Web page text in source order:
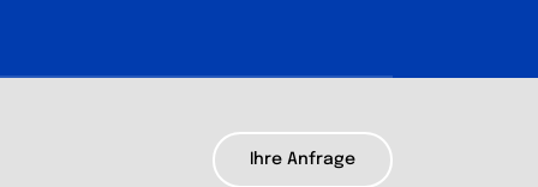
Ihre Anfrage